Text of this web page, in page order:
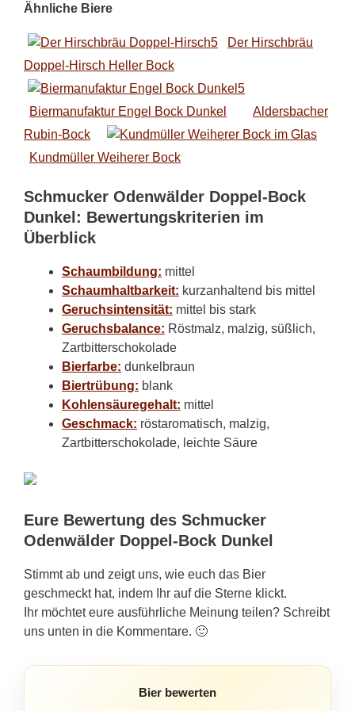
Ähnliche Biere
Der Hirschbräu
Doppel-Hirsch Heller Bock
Biermanufaktur Engel Bock Dunkel
Aldersbacher
Rubin-Bock
Kundmüller Weiherer Bock
Schmucker Odenwälder Doppel-Bock
Dunkel: Bewertungskriterien im
Überblick
Schaumbildung: mittel
Schaumhaltbarkeit: kurzanhaltend bis mittel
Geruchsintensität: mittel bis stark
Geruchsbalance: Röstmalz, malzig, süßlich,
Zartbitterschokolade
Bierfarbe: dunkelbraun
Biertrübung: blank
Kohlensäuregehalt: mittel
Geschmack: röstaromatisch, malzig,
Zartbitterschokolade, leichte Säure
Eure Bewertung des Schmucker
Odenwälder Doppel-Bock Dunkel
Stimmt ab und zeigt uns, wie euch das Bier
geschmeckt hat, indem Ihr auf die Sterne klickt.
Ihr möchtet eure ausführliche Meinung teilen? Schreibt
uns unten in die Kommentare. 🙂
Bier bewerten